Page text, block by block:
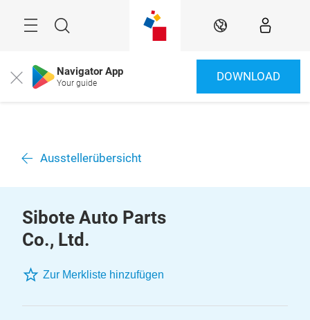
Suche DE
Close Navigator App
Your guide DOWNLOAD
Ausstellerübersicht
Sibote Auto Parts
Co., Ltd.
Zur Merkliste hinzufügen